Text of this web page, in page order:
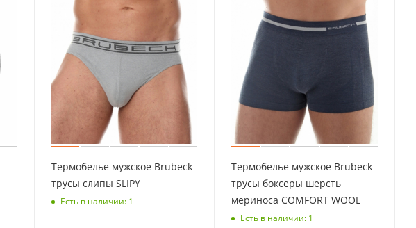
Термобелье мужское Brubeck
трусы слипы SLIPY
Есть в наличии: 1
Термобелье мужское Brubeck
трусы боксеры шерсть
мериноса COMFORT WOOL
Есть в наличии: 1